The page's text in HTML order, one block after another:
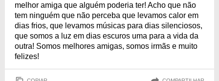
melhor amiga que alguém poderia ter! Acho que não
tem ninguém que não perceba que levamos calor em
dias frios, que levamos músicas para dias silenciosos,
que somos a luz em dias escuros uma para a vida da
outra! Somos melhores amigas, somos irmãs e muito
felizes!